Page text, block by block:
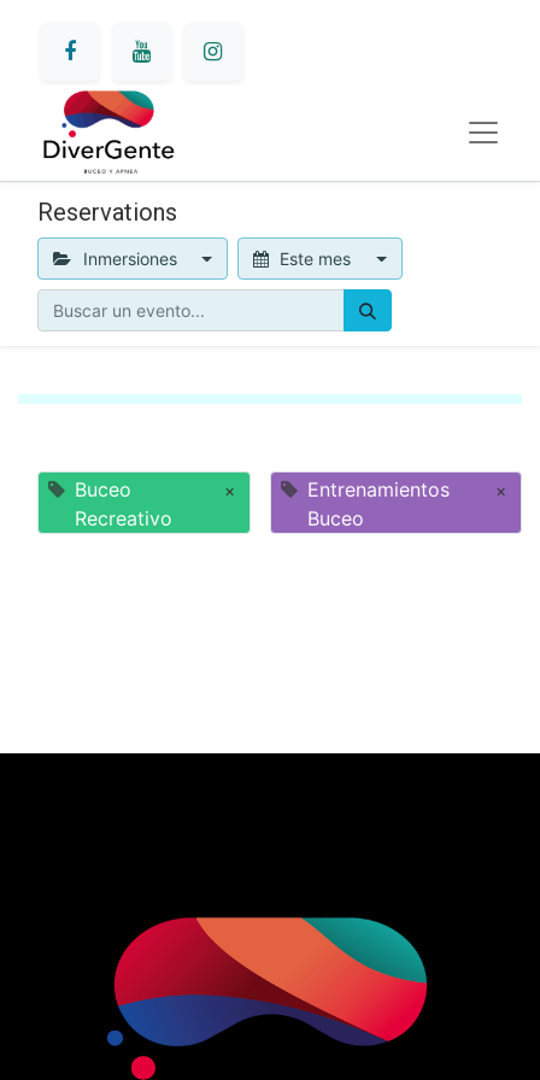
Reservations
Inmersiones Este mes
Buceo
Recreativo
×
Entrenamientos
Buceo
×